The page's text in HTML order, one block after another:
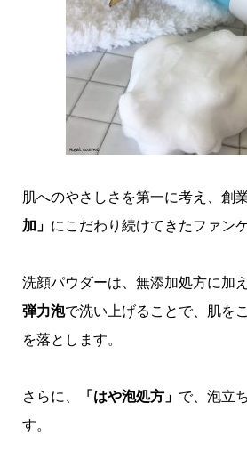
肌へのやさしさを第一に考え、創
加」 にこだわり続けてきたファンケ
洗顔パウダーは、無添加処方に加え
弾力泡で洗い上げることで、肌を
を落とします。
さらに、 「はや泡処方」 で、泡立
す。